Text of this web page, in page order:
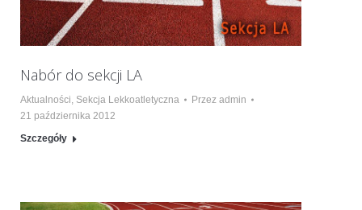
Nabór do sekcji LA
Aktualności, Sekcja Lekkoatletyczna Przez admin
21 października 2012
Szczegóły